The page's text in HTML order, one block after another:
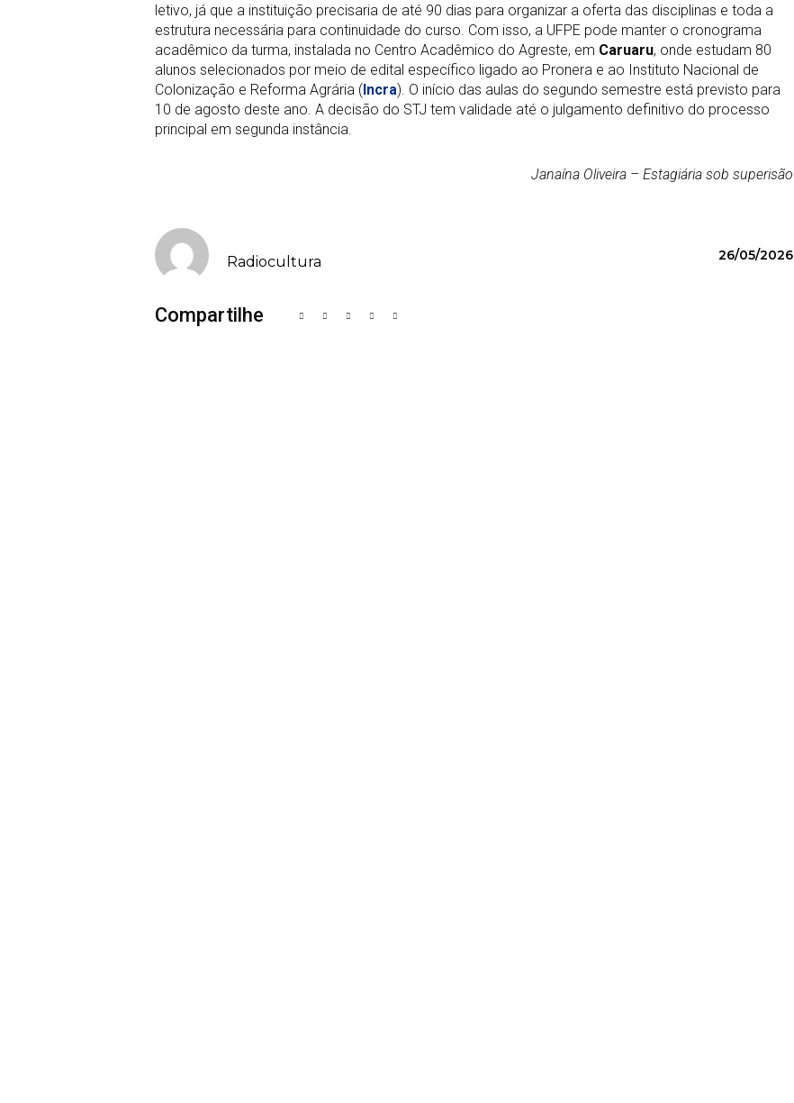
letivo, já que a instituição precisaria de até 90 dias para organizar a oferta das disciplinas e toda a
estrutura necessária para continuidade do curso. Com isso, a UFPE pode manter o cronograma
acadêmico da turma, instalada no Centro Acadêmico do Agreste, em Caruaru, onde estudam 80
alunos selecionados por meio de edital específico ligado ao Pronera e ao Instituto Nacional de
Colonização e Reforma Agrária (Incra). O início das aulas do segundo semestre está previsto para
10 de agosto deste ano. A decisão do STJ tem validade até o julgamento definitivo do processo
principal em segunda instância.
Janaína Oliveira – Estagiária sob superisão
Radiocultura 26/05/2026
Compartilhe